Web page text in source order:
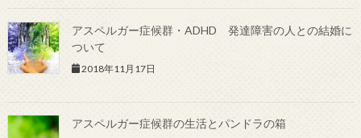
アスペルガー症候群・ADHD 発達障害の人との結婚に
ついて
2018年11月17日
アスペルガー症候群の生活とパンドラの箱